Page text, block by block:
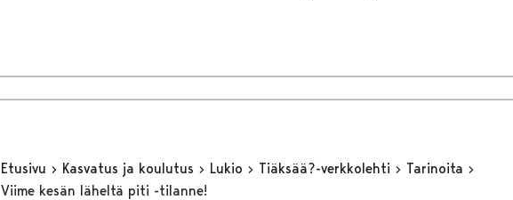
Etusivu Kasvatus ja koulutus Lukio Tiäksää?-verkkolehti
Tarinoita
Viime kesän läheltä piti -tilanne!